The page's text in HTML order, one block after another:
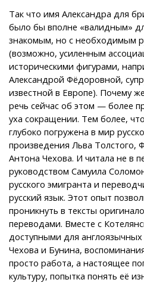
Так что имя Александра для
было бы вполне «валидным»
знакомым, но с необходимым
(возможно, усиленным
историческими фигурами,
Александрой Фёдоровной,
известной в Европе). Почему
речь сейчас об этом — более
уха сокращении. Тем более,
глубоко погружена в мир
произведения Льва Толстого,
Антона Чехова. И читала не в
руководством Самуила
русского эмигранта и
русский язык. Этот опыт
проникнуть в тексты
переводами. Вместе с
доступными для англоязычных
Чехова и Бунина,
просто работа, а настоящее
культуру, попытка понять её